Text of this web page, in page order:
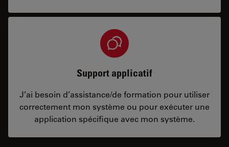
Support applicatif
J’ai besoin d’assistance/de formation pour utiliser
correctement mon système ou pour exécuter une
application spécifique avec mon système.